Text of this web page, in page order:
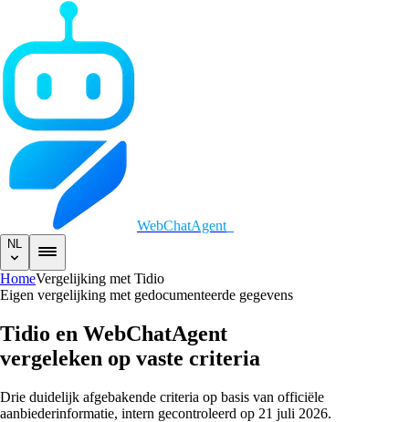
WebChatAgent
NL
HomeVergelijking met Tidio
Eigen vergelijking met gedocumenteerde gegevens
Tidio en WebChatAgent
vergeleken op vaste criteria
Drie duidelijk afgebakende criteria op basis van officiële
aanbiederinformatie, intern gecontroleerd op 21 juli 2026.